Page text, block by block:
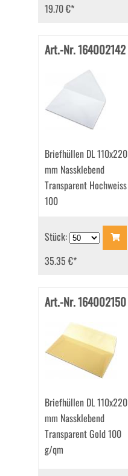
19.70 €*
Art.-Nr. 164002142
Briefhüllen DL 110x220
mm Nassklebend
Transparent Hochweiss
100
Stück:
35.35 €*
Art.-Nr. 164002150
Briefhüllen DL 110x220
mm Nassklebend
Transparent Gold 100
g/qm